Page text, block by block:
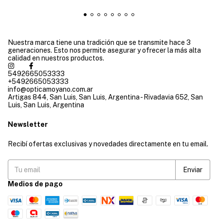
Nuestra marca tiene una tradición que se transmite hace 3
generaciones. Esto nos permite asegurar y ofrecer la más alta
calidad en nuestros productos.
5492665053333
+5492665053333
info@opticamoyano.com.ar
Artigas 844, San Luis, San Luis, Argentina - Rivadavia 652, San
Luis, San Luis, Argentina
Newsletter
Recibí ofertas exclusivas y novedades directamente en tu email.
Medios de pago